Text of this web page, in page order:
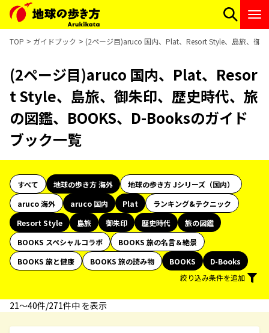
TOP ガイドブック (2ページ目)aruco 国内、Plat、Resort Style、島旅、御
(2ページ目)aruco 国内、Plat、Resor
t Style、島旅、御朱印、歴史時代、旅
の図鑑、BOOKS、D-Booksのガイド
ブック一覧
すべて 地球の歩き方 海外
地球の歩き方 Jシリーズ（国内）
aruco 海外
aruco 国内 Plat
ランキング&テクニック
Resort Style
島旅 御朱印 歴史時代
旅の図鑑
BOOKS スペシャルコラボ
BOOKS 旅の名言＆絶景
BOOKS 旅と健康
BOOKS 旅の読み物 BOOKS
D-Books
絞り込み条件を追加
21〜40件/271件中 を表示